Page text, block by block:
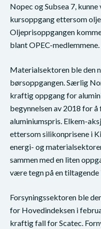
Nopec og Subsea 7,
kursoppgang ettersom
Oljeprisoppgangen
blant OPEC-medlemmene.
Materialsektoren ble den
børsoppgangen. Særlig
kraftig oppgang for
begynnelsen av 2018 for
aluminiumspris. Elkem-
ettersom silikonprisene i
energi- og
sammen med en liten
være tegn på en tiltagende
Forsyningssektoren ble
for Hovedindeksen i
kraftig fall for Scatec.